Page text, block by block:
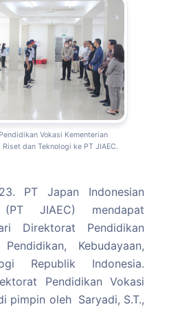
Vokasi Kementerian
dan Teknologi ke PT JIAEC.
PT Japan Indonesian
JIAEC) mendapat
Direktorat Pendidikan
Kebudayaan,
Republik Indonesia.
Pendidikan Vokasi
pimpin oleh Saryadi, S.T.,